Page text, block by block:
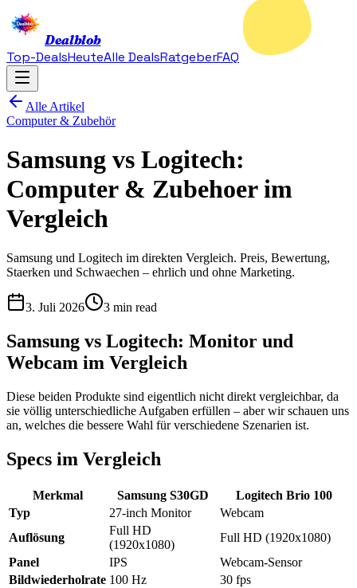
Dealblob
Top-DealsHeuteAlle DealsRatgeberFAQ
Alle Artikel
Computer & Zubehör
Samsung vs Logitech:
Computer & Zubehoer im
Vergleich
Samsung und Logitech im direkten Vergleich. Preis, Bewertung,
Staerken und Schwaechen – ehrlich und ohne Marketing.
3. Juli 2026 3 min read
Samsung vs Logitech: Monitor und
Webcam im Vergleich
Diese beiden Produkte sind eigentlich nicht direkt vergleichbar, da
sie völlig unterschiedliche Aufgaben erfüllen – aber wir schauen uns
an, welches die bessere Wahl für verschiedene Szenarien ist.
Specs im Vergleich
Merkmal Samsung S30GD
Logitech Brio 100
Typ
27-inch Monitor
Webcam
Auflösung
Full HD
(1920x1080)
Full HD (1920x1080)
Panel
IPS
Webcam-Sensor
Bildwiederholrate 100 Hz
30 fps